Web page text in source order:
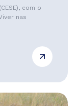
com o
nas